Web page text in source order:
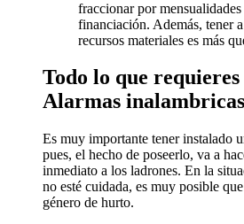
fraccionar por
financiación. Además, tener
recursos materiales es más
Todo lo que
Alarmas
Es muy importante tener instalado
pues, el hecho de poseerlo, va a
inmediato a los ladrones. En la
no esté cuidada, es muy posible
género de hurto.